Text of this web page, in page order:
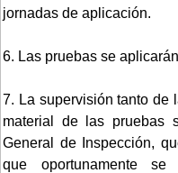
jornadas de aplicación.
6. Las pruebas se
7. La supervisión tanto de
material de las pruebas
General de Inspección,
que oportunamente se